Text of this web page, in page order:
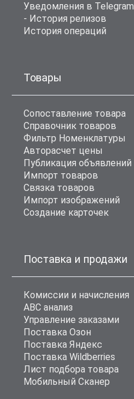
Уведомления в Telegram
- История релизов
История операций
Товары
Сопоставление товара
Справочник товаров
Фильтр Номенклатуры
Авторасчет цены
Публикация объявлений
Импорт товаров
Связка товаров
Импорт изображений
Создание карточек
Поставка и продажи
Комиссии и начисления
ABC анализ
Управление заказами
Поставка Озон
Поставка Яндекс
Поставка Wildberries
Лист подбора товара
Мобильный Сканер